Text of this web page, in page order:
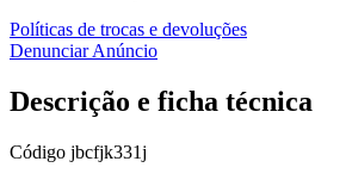
Políticas de trocas e devoluções
Denunciar Anúncio
Descrição e ficha técnica
Código jbcfjk331j